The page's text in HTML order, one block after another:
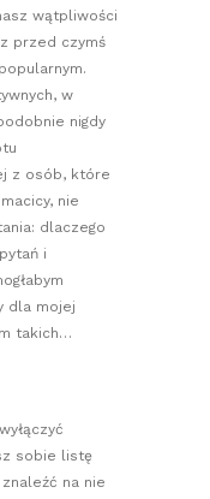
wątpliwości
przed czymś
w
nigdy
z osób, które
nie
dlaczego
i
dla mojej
takich…
sobie listę
na nie